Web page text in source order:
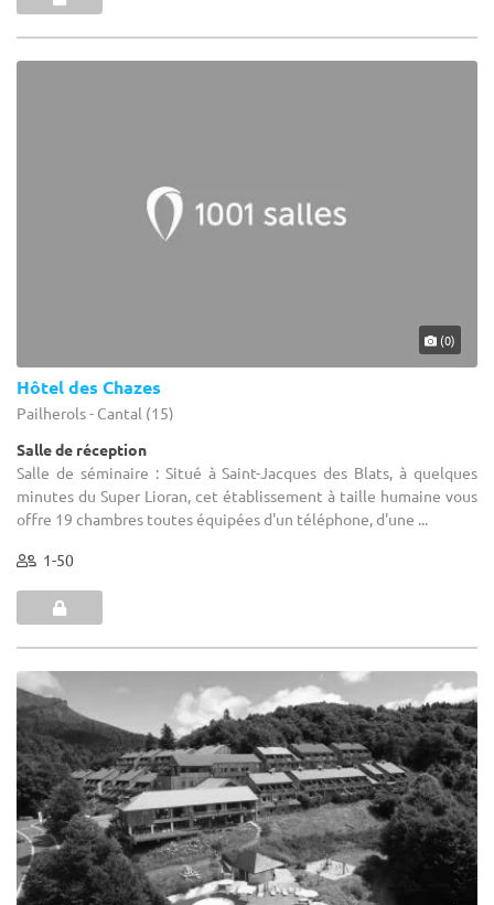
(0)
Hôtel des Chazes
Pailherols - Cantal (15)
Salle de réception
Salle de séminaire : Situé à Saint-Jacques des Blats, à quelques
minutes du Super Lioran, cet établissement à taille humaine vous
offre 19 chambres toutes équipées d'un téléphone, d'une ...
1-50